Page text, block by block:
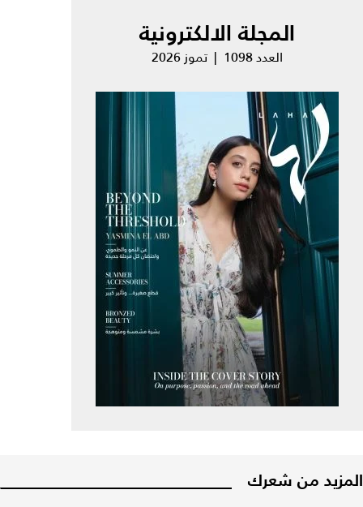
المجلة الالكترونية
العدد 1098 | تموز 2026
المزيد من شعرك